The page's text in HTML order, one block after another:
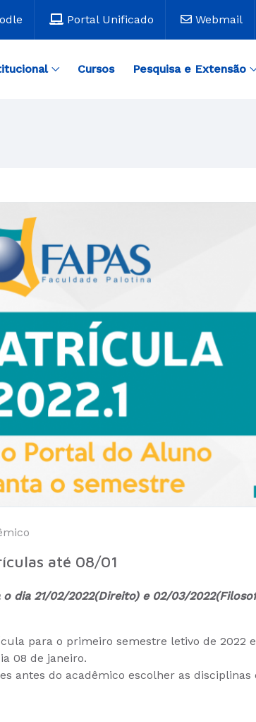
Portal Unificado Webmail
Cursos Pesquisa e Extensão
até 08/01
dia 21/02/2022(Direito) e 02/03/
para o primeiro semestre letivo de 2022
08 de janeiro.
antes do acadêmico escolher as disciplinas